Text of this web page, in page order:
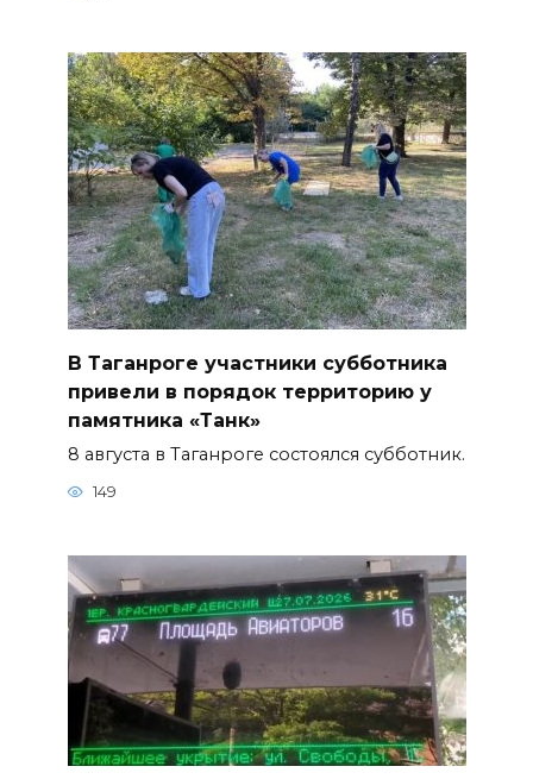
В Таганроге участники субботника
привели в порядок территорию у
памятника «Танк»
8 августа в Таганроге состоялся субботник.
149